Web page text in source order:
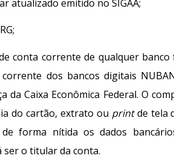
atualizado emitido no SIGAA;
conta corrente de qualquer banco
dos bancos digitais
da Caixa Econômica Federal. O
do cartão, extrato ou printde tela
forma nítida os dados
ser o titular da conta.